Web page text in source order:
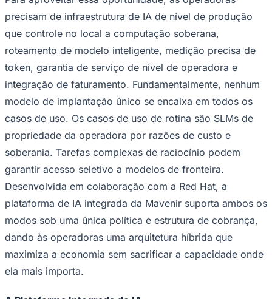
Bundesliga
Mundial 2026
Times - Ir direto
precisam de infraestrutura de IA de nível de produção
que controle no local a computação soberana,
roteamento de modelo inteligente, medição precisa de
token, garantia de serviço de nível de operadora e
integração de faturamento. Fundamentalmente, nenhum
modelo de implantação único se encaixa em todos os
casos de uso. Os casos de uso de rotina são SLMs de
propriedade da operadora por razões de custo e
soberania. Tarefas complexas de raciocínio podem
garantir acesso seletivo a modelos de fronteira.
Desenvolvida em colaboração com a Red Hat, a
plataforma de IA integrada da Mavenir suporta ambos os
modos sob uma única política e estrutura de cobrança,
dando às operadoras uma arquitetura híbrida que
maximiza a economia sem sacrificar a capacidade onde
ela mais importa.